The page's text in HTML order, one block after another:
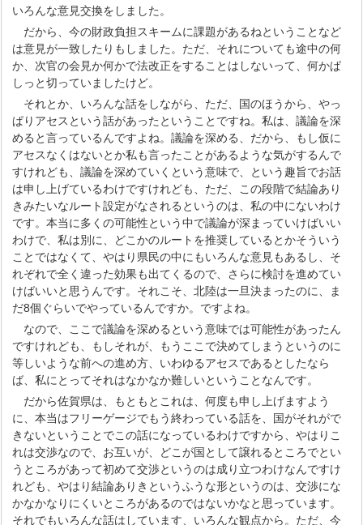
いろんな意見交換をしました。
だから、今の財政負担スキームに課題があるねということなど
は意見が一致したりもしました。ただ、それについても途中の何
か、次官の会見か何かで法改正をすることはしないって、何かぱ
しっと切っていましたけど。
それとか、いろんな話をしながら、ただ、国のほうから、やっ
ぱりアセスという話があったということですね。私は、議論を深
めると言っているんですよね。議論を深める、だから、もし仮に
アセスなくはないとか私も言ったことがあるような気がするんで
すけれども、議論を深めていくという意味で、という趣旨でお話
は申し上げているわけですけれども、ただ、この段階で結論あり
きみたいなルート設定がなされるというのは、私の中にないわけ
です。本当に多くの可能性という中で議論が深まっていけばいい
わけで、私は別に、どこかのルートを推奨しているとかそういう
ことではなくて、やはり県民の中にもいろんな意見もあるし、そ
れぞれで全く違った効果も出てくるので、さらに検討を進めてい
けばいいと思うんです。それこそ、北陸は一旦決まったのに、ま
だ8個ぐらいでやっているんですか。ですよね。
なので、ここで議論を深めるという意味では可能性があったん
ですけれども、もしそれが、もうここで決めてしまうというのに
等しいような前への進め方、いわゆるアセスであるとしたなら
ば、私にとってそれはなかなか難しいということなんです。
だから佐賀県は、もともとこれは、何度も申し上げますよう
に、本当はフリーゲージでもう終わっている話を、国がそれがで
きないということでこの話になっているわけですから、やはりこ
れは交渉なので、お互いが、どこが国として譲れるところでとい
うところがあって初めて交渉というのは成り立つわけなんですけ
れども、やはり結論ありきというふうな形というのは、交渉にな
かなかなりにくいところがあるのではないかなと思っています。
それでもいろんな話はしています、いろんな観点から。ただ、今